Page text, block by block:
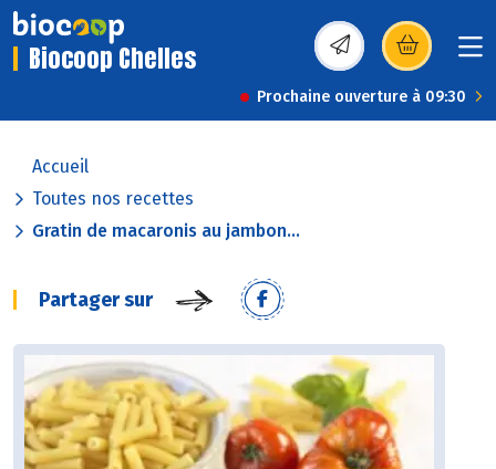
Biocoop Chelles (s’ouvre dans une
Prochaine ouverture à 09:30
Accueil
Toutes nos recettes
Gratin de macaronis au jambon...
Partager sur